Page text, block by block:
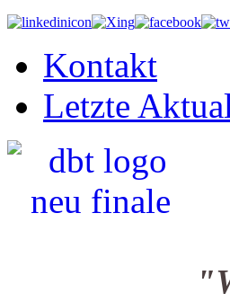
Kontakt
Letzte
"Wir